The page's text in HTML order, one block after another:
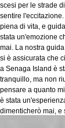
scesi per le strade
sentire
piena di vita, e
stata un'emozione
mai. La nostra
si è assicurata che
a Senaga Island è
tranquillo, ma non
pensare a quanto
è stata
dimenticherò mai, e